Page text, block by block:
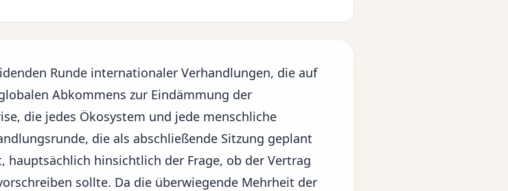
Runde internationaler Verhandlungen, die auf
Abkommens zur Eindämmung der
die jedes Ökosystem und jede menschliche
die als abschließende Sitzung geplant
hinsichtlich der Frage, ob der Vertrag
sollte. Da die überwiegende Mehrheit der